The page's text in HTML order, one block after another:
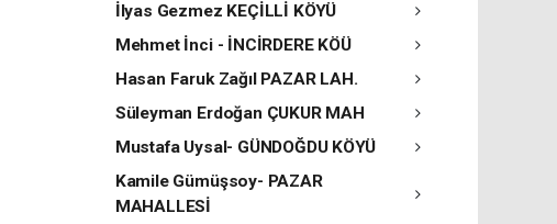
İlyas Gezmez KEÇİLLİ KÖYÜ
Mehmet İnci - İNCİRDERE KÖÜ
Hasan Faruk Zağıl PAZAR LAH.
Süleyman Erdoğan ÇUKUR MAH
Mustafa Uysal- GÜNDOĞDU KÖYÜ
Kamile Gümüşsoy- PAZAR
MAHALLESİ